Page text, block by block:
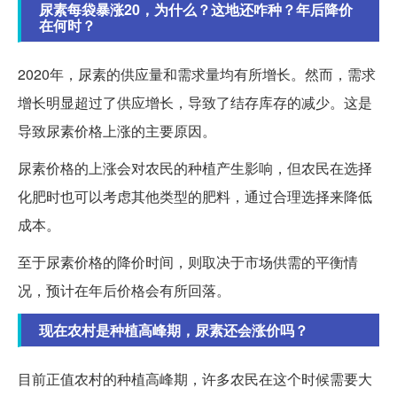
尿素每袋暴涨20，为什么？这地还咋种？年后降价
在何时？
2020年，尿素的供应量和需求量均有所增长。然而，需求
增长明显超过了供应增长，导致了结存库存的减少。这是
导致尿素价格上涨的主要原因。
尿素价格的上涨会对农民的种植产生影响，但农民在选择
化肥时也可以考虑其他类型的肥料，通过合理选择来降低
成本。
至于尿素价格的降价时间，则取决于市场供需的平衡情
况，预计在年后价格会有所回落。
现在农村是种植高峰期，尿素还会涨价吗？
目前正值农村的种植高峰期，许多农民在这个时候需要大